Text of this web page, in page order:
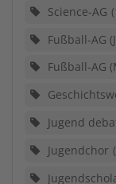
Science-AG
Fußball-AG
Fußball-AG
Jugend
Jugendchor